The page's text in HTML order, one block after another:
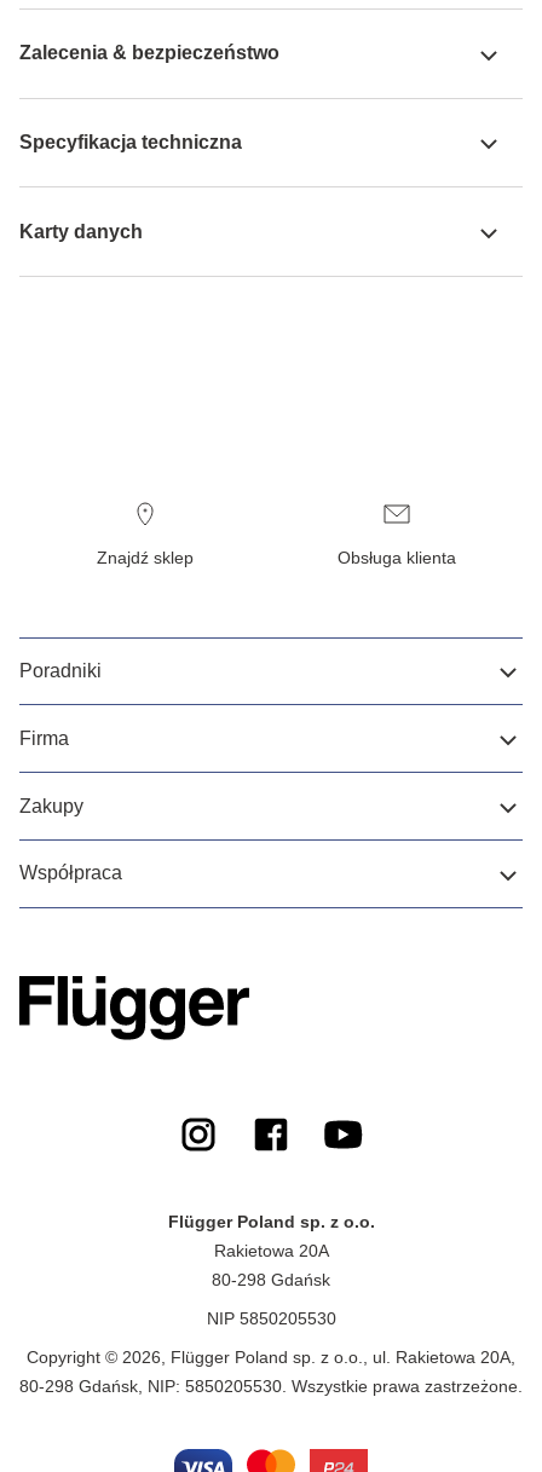
Zalecenia & bezpieczeństwo
Specyfikacja techniczna
Karty danych
Znajdź sklep Obsługa klienta
Poradniki
Firma
Zakupy
Współpraca
Flügger Poland sp. z o.o.
Rakietowa 20A
80-298 Gdańsk
NIP 5850205530
Copyright © 2026, Flügger Poland sp. z o.o., ul. Rakietowa 20A,
80-298 Gdańsk, NIP: 5850205530. Wszystkie prawa zastrzeżone.